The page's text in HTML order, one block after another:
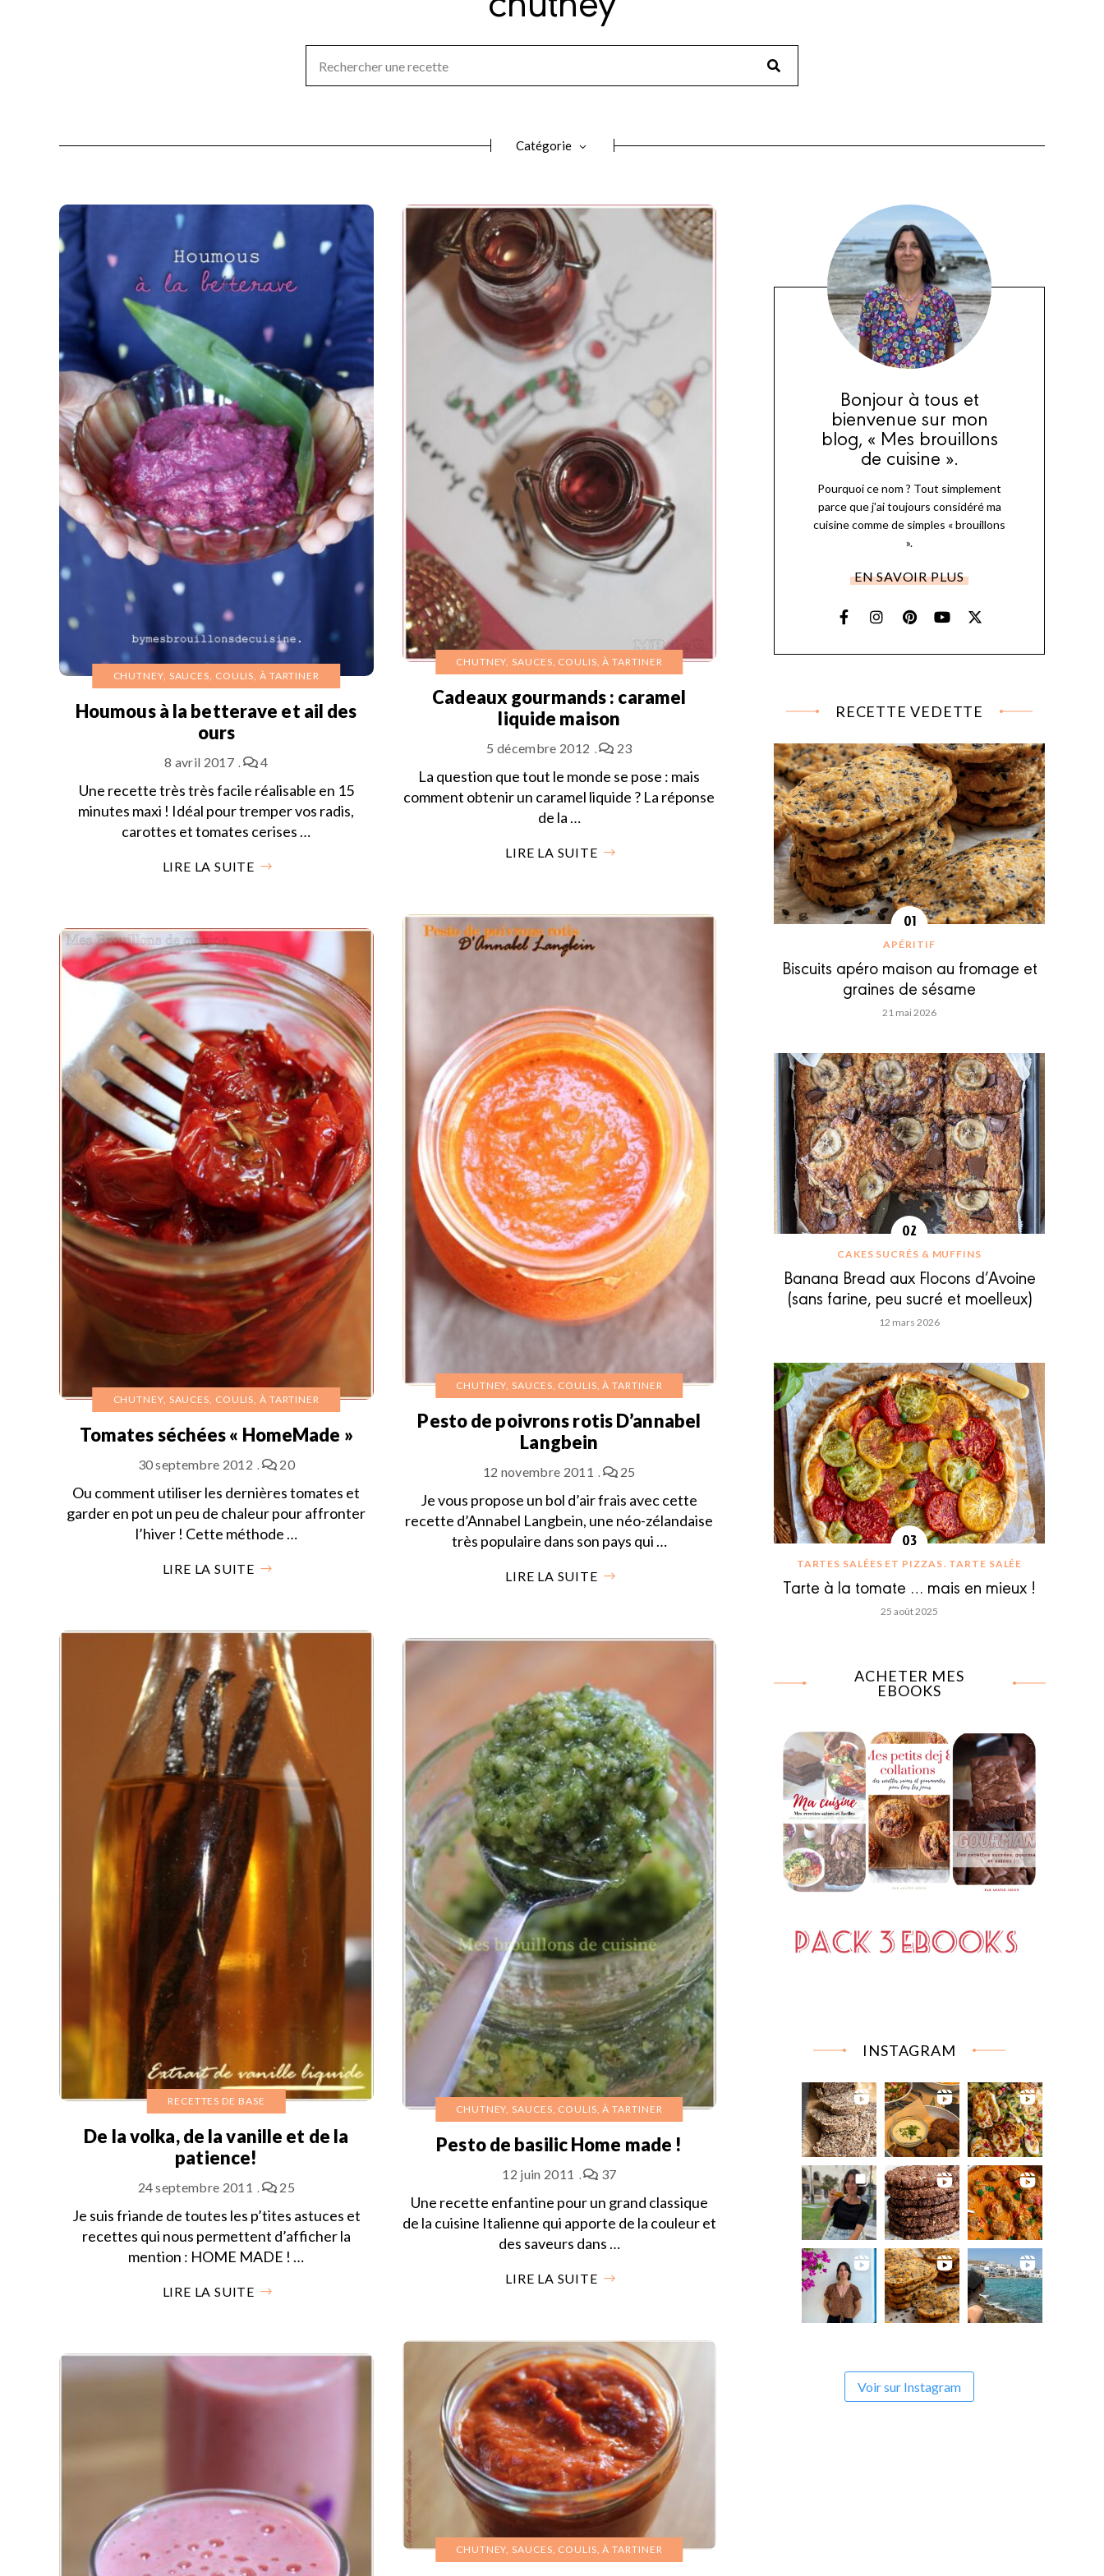
Catégorie
CHUTNEY, SAUCES, COULIS, À TARTINER
Houmous à la betterave et ail des
ours
8 avril 2017 4
Une recette très très facile réalisable en 15
minutes maxi ! Idéal pour tremper vos radis,
carottes et tomates cerises …
LIRE LA SUITE
CHUTNEY, SAUCES, COULIS, À TARTINER
Tomates séchées « HomeMade »
30 septembre 2012 20
Ou comment utiliser les dernières tomates et
garder en pot un peu de chaleur pour affronter
l’hiver ! Cette méthode …
LIRE LA SUITE
RECETTES DE BASE
De la volka, de la vanille et de la
patience!
24 septembre 2011 25
Je suis friande de toutes les p’tites astuces et
recettes qui nous permettent d’afficher la
mention : HOME MADE ! …
LIRE LA SUITE
CHUTNEY, SAUCES, COULIS, À TARTINER
Cadeaux gourmands : caramel
liquide maison
5 décembre 2012 23
La question que tout le monde se pose : mais
comment obtenir un caramel liquide ? La réponse
de la …
LIRE LA SUITE
CHUTNEY, SAUCES, COULIS, À TARTINER
Pesto de poivrons rotis D’annabel
Langbein
12 novembre 2011 25
Je vous propose un bol d’air frais avec cette
recette d’Annabel Langbein, une néo-zélandaise
très populaire dans son pays qui …
LIRE LA SUITE
CHUTNEY, SAUCES, COULIS, À TARTINER
Pesto de basilic Home made !
12 juin 2011 37
Une recette enfantine pour un grand classique
de la cuisine Italienne qui apporte de la couleur et
des saveurs dans …
LIRE LA SUITE
CHUTNEY, SAUCES, COULIS, À TARTINER
Bonjour à tous et
bienvenue sur mon
blog, « Mes brouillons
de cuisine ».
Pourquoi ce nom ? Tout simplement
parce que j'ai toujours considéré ma
cuisine comme de simples « brouillons
».
EN SAVOIR PLUS
RECETTE VEDETTE
APÉRITIF
Biscuits apéro maison au fromage et
graines de sésame
21 mai 2026
CAKES SUCRÉS & MUFFINS
Banana Bread aux Flocons d’Avoine
(sans farine, peu sucré et moelleux)
12 mars 2026
TARTES SALÉES ET PIZZAS TARTE SALÉE
Tarte à la tomate … mais en mieux !
25 août 2025
ACHETER MES
EBOOKS
INSTAGRAM
Voir sur Instagram